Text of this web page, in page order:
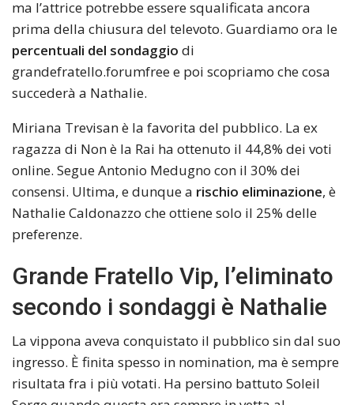
ma l’attrice potrebbe essere squalificata ancora
prima della chiusura del televoto. Guardiamo ora le
percentuali del sondaggio di
grandefratello.forumfree e poi scopriamo che cosa
succederà a Nathalie.
Miriana Trevisan è la favorita del pubblico. La ex
ragazza di Non è la Rai ha ottenuto il 44,8% dei voti
online. Segue Antonio Medugno con il 30% dei
consensi. Ultima, e dunque a rischio eliminazione, è
Nathalie Caldonazzo che ottiene solo il 25% delle
preferenze.
Grande Fratello Vip, l’eliminato
secondo i sondaggi è Nathalie
La vippona aveva conquistato il pubblico sin dal suo
ingresso. È finita spesso in nomination, ma è sempre
risultata fra i più votati. Ha persino battuto Soleil